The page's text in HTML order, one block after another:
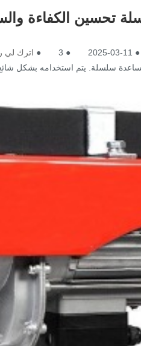
تحسين الكفاءة
●
2025-03-11
●
3
● اترك لي
سلسلة. يتم استخدامه بشكل شائع